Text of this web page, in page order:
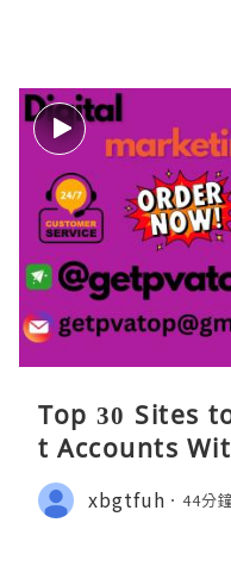
Top 30 Sites
t Accounts
xbgtfuh 44分